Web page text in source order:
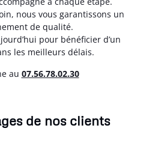
nous vous garantissons un
de qualité.
pour bénéficier d’un
les meilleurs délais.
au 07.56.78.02.30
de nos clients